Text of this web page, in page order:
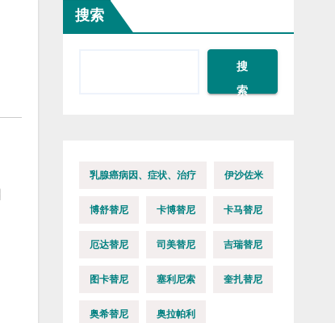
搜索
搜
索
乳腺癌病因、症状、治疗 伊沙佐米
博舒替尼 卡博替尼 卡马替尼
厄达替尼 司美替尼 吉瑞替尼
图卡替尼 塞利尼索 奎扎替尼
奥希替尼 奥拉帕利